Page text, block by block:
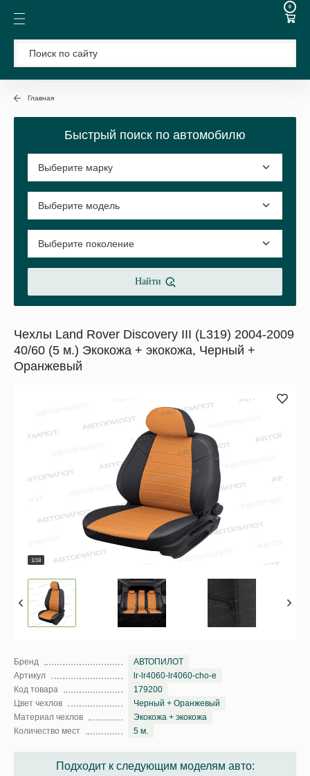
0
Главная
Быстрый поиск по автомобилю
Найти
Чехлы Land Rover Discovery III (L319) 2004-2009
40/60 (5 м.) Экокожа + экокожа, Черный +
Оранжевый
1/18
Бренд
АВТОПИЛОТ
Артикул
lr-lr4060-lr4060-cho-e
Код товара
179200
Цвет чехлов
Черный + Оранжевый
Материал чехлов
Экокожа + экокожа
Количество мест
5 м.
Подходит к следующим моделям авто: